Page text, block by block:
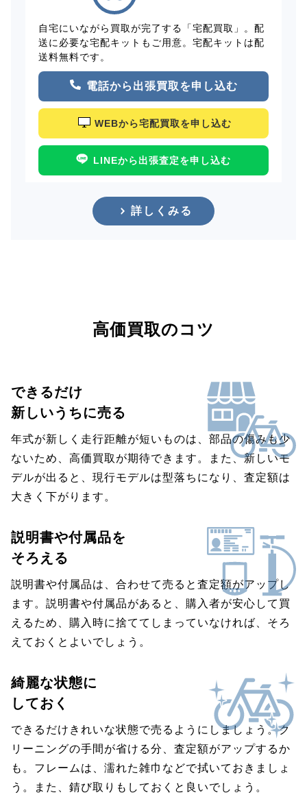
自宅にいながら買取が完了する「宅配買取」。配
送に必要な宅配キットもご用意。宅配キットは配
送料無料です。
電話から出張買取を申し込む
WEBから宅配買取を申し込む
LINEから出張査定を申し込む
詳しくみる
高価買取のコツ
できるだけ
新しいうちに売る
年式が新しく走行距離が短いものは、部品の傷みも少
ないため、高価買取が期待できます。また、新しいモ
デルが出ると、現行モデルは型落ちになり、査定額は
大きく下がります。
説明書や付属品を
そろえる
説明書や付属品は、合わせて売ると査定額がアップし
ます。説明書や付属品があると、購入者が安心して買
えるため、購入時に捨ててしまっていなければ、そろ
えておくとよいでしょう。
綺麗な状態に
しておく
できるだけきれいな状態で売るようにしましょう。ク
リーニングの手間が省ける分、査定額がアップするか
も。フレームは、濡れた雑巾などで拭いておきましょ
う。また、錆び取りもしておくと良いでしょう。